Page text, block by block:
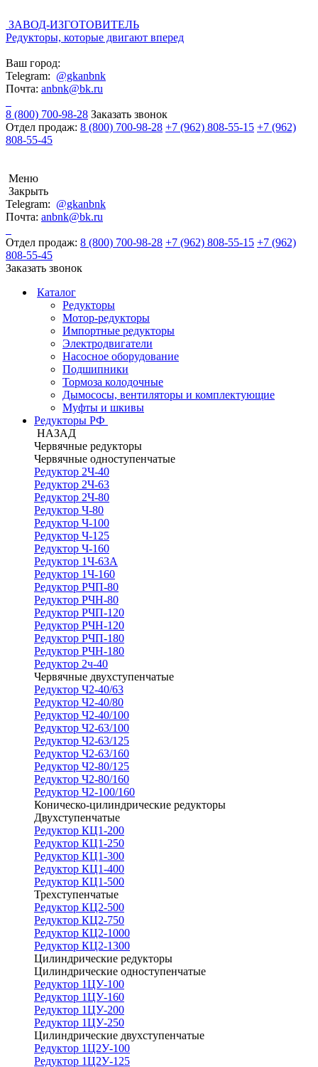
ЗАВОД-ИЗГОТОВИТЕЛЬ
Редукторы, которые двигают вперед
Ваш город:
Telegram: @gkanbnk
Почта: anbnk@bk.ru
8 (800) 700-98-28 Заказать звонок
Отдел продаж: 8 (800) 700-98-28 +7 (962) 808-55-15 +7 (962)
808-55-45
Меню
Закрыть
Telegram: @gkanbnk
Почта: anbnk@bk.ru
Отдел продаж: 8 (800) 700-98-28 +7 (962) 808-55-15 +7 (962)
808-55-45
Заказать звонок
Каталог
Редукторы
Мотор-редукторы
Импортные редукторы
Электродвигатели
Насосное оборудование
Подшипники
Тормоза колодочные
Дымососы, вентиляторы и комплектующие
Муфты и шкивы
Редукторы РФ
НАЗАД
Червячные редукторы
Червячные одноступенчатые
Редуктор 2Ч-40
Редуктор 2Ч-63
Редуктор 2Ч-80
Редуктор Ч-80
Редуктор Ч-100
Редуктор Ч-125
Редуктор Ч-160
Редуктор 1Ч-63А
Редуктор 1Ч-160
Редуктор РЧП-80
Редуктор РЧН-80
Редуктор РЧП-120
Редуктор РЧН-120
Редуктор РЧП-180
Редуктор РЧН-180
Редуктор 2ч-40
Червячные двухступенчатые
Редуктор Ч2-40/63
Редуктор Ч2-40/80
Редуктор Ч2-40/100
Редуктор Ч2-63/100
Редуктор Ч2-63/125
Редуктор Ч2-63/160
Редуктор Ч2-80/125
Редуктор Ч2-80/160
Редуктор Ч2-100/160
Коническо-цилиндрические редукторы
Двухступенчатые
Редуктор КЦ1-200
Редуктор КЦ1-250
Редуктор КЦ1-300
Редуктор КЦ1-400
Редуктор КЦ1-500
Трехступенчатые
Редуктор КЦ2-500
Редуктор КЦ2-750
Редуктор КЦ2-1000
Редуктор КЦ2-1300
Цилиндрические редукторы
Цилиндрические одноступенчатые
Редуктор 1ЦУ-100
Редуктор 1ЦУ-160
Редуктор 1ЦУ-200
Редуктор 1ЦУ-250
Цилиндрические двухступенчатые
Редуктор 1Ц2У-100
Редуктор 1Ц2У-125